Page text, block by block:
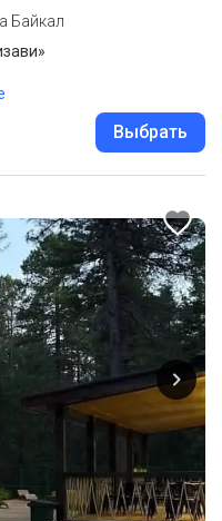
Байкал
Выбрать